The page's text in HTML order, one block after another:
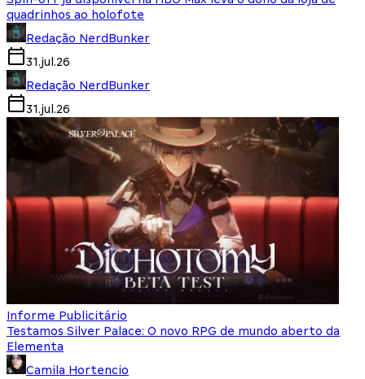
quadrinhos ao holofote
Redação NerdBunker
31.jul.26
Redação NerdBunker
31.jul.26
Informe Publicitário
Testamos Silver Palace: O novo RPG de mundo aberto da
Elementa
Camila Hortencio